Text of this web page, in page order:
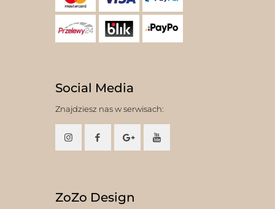
Social Media
Znajdziesz nas w serwisach:
ZoZo Design